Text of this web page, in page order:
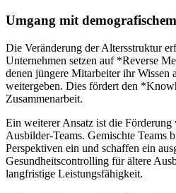
Umgang mit
Die Veränderung der Altersstruktur
Unternehmen setzen auf *Reverse
denen jüngere Mitarbeiter ihr Wissen
weitergeben. Dies fördert den
Zusammenarbeit.
Ein weiterer Ansatz ist die
Ausbilder-Teams. Gemischte Teams
Perspektiven ein und schaffen ein
Gesundheitscontrolling für ältere
langfristige Leistungsfähigkeit.